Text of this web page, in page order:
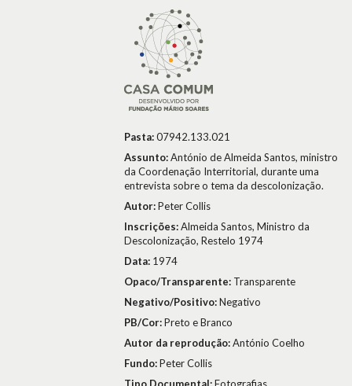
Pasta:07942.133.021
Assunto:António de Almeida Santos, ministro
da Coordenação Interritorial, durante uma
entrevista sobre o tema da descolonização.
Autor:Peter Collis
Inscrições:Almeida Santos, Ministro da
Descolonização, Restelo 1974
Data: 1974
Opaco/Transparente: Transparente
Negativo/Positivo:Negativo
PB/Cor:Preto e Branco
Autor da reprodução:António Coelho
Fundo:Peter Collis